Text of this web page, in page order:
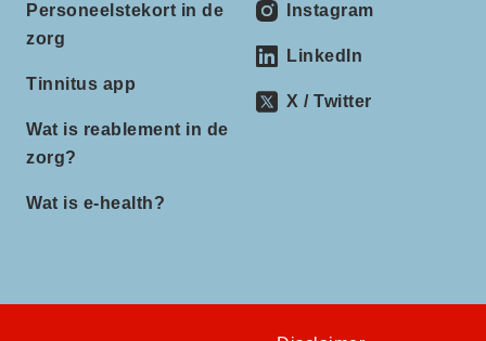
Personeelstekort in de
zorg
Tinnitus app
Wat is reablement in de
zorg?
Wat is e-health?
Instagram
LinkedIn
X / Twitter